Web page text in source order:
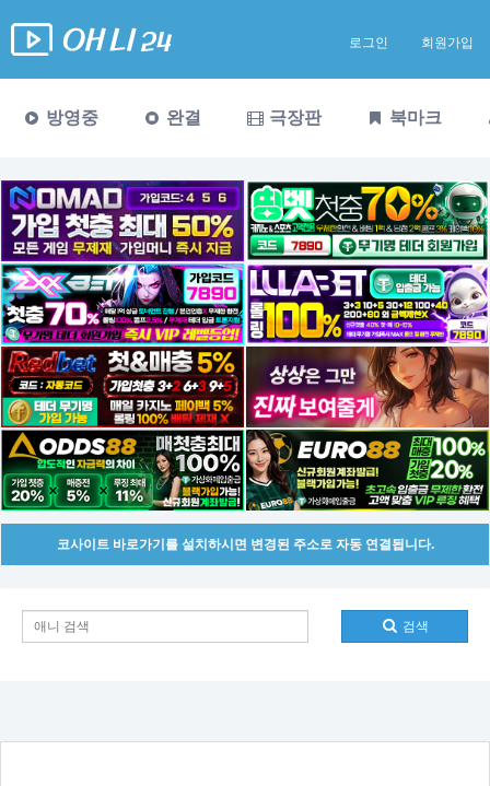
로그인 회원가입
방영중 완결 극장판 북마크
코사이트 바로가기를 설치하시면 변경된 주소로 자동 연결됩니다.
검색